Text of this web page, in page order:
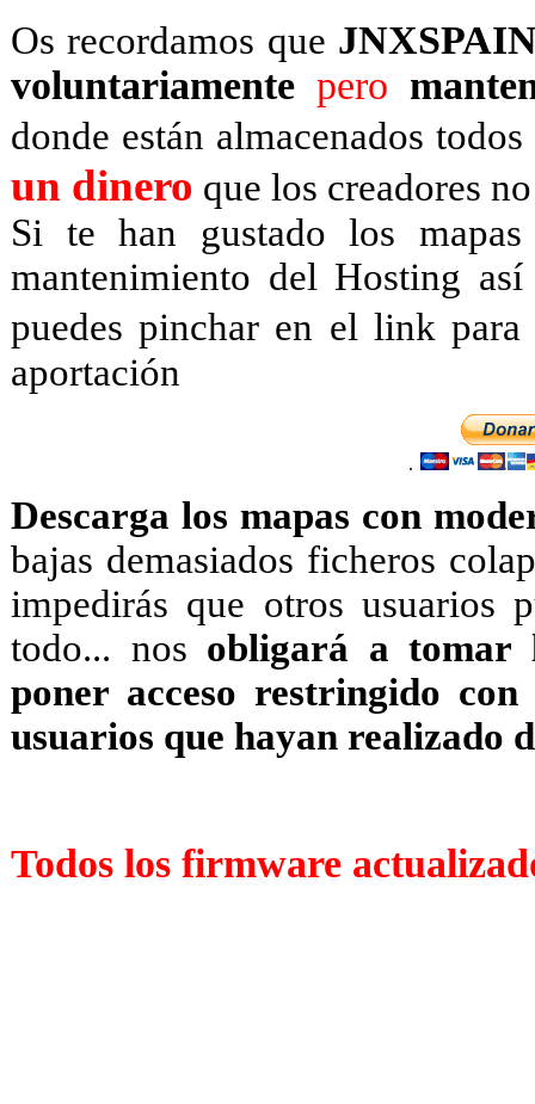
Os recordamos que
voluntariamente pero
donde están almacenados
un dinero que los creadores
Si te han gustado los
mantenimiento del Hosting
puedes pinchar en el link
aportación
.
Descarga los mapas con
bajas demasiados ficheros
impedirás que otros usuarios
todo... nos obligará a tomar
poner acceso restringido
usuarios que hayan realizado
Todos los firmware